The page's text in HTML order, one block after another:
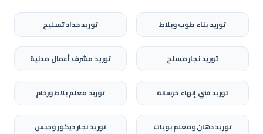
توريدبناء طوب وبلاط توريدحداد تسليح
توريدنجار مسلح توريدمشرف أعمال مدنية
توريدفني إنهاء خرسانة توريدمعلم بلاط ورخام
توريددهان ومعلم بويات توريدنجار ديكور وجبس